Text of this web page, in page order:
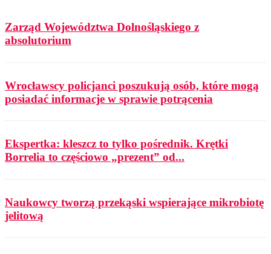
Zarząd Województwa Dolnośląskiego z
absolutorium
Wrocławscy policjanci poszukują osób, które mogą
posiadać informacje w sprawie potrącenia
Ekspertka: kleszcz to tylko pośrednik. Krętki
Borrelia to częściowo „prezent” od...
Naukowcy tworzą przekąski wspierające mikrobiotę
jelitową